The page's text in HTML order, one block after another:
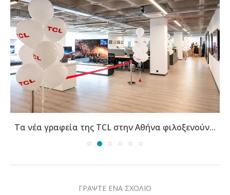
Τα νέα γραφεία της TCL στην Αθήνα φιλοξενούν...
ΓΡΑΨΤΕ ΕΝΑ ΣΧΟΛΙΟ